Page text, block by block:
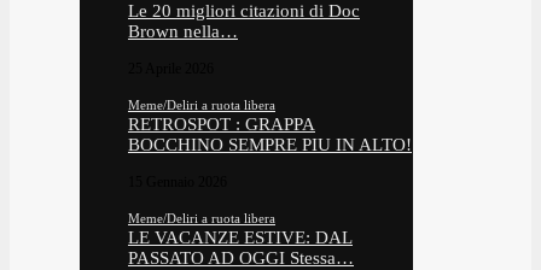
Le 20 migliori citazioni di Doc
Brown nella…
Meme/Deliri a ruota libera
RETROSPOT : GRAPPA
BOCCHINO SEMPRE PIU IN ALTO!
Meme/Deliri a ruota libera
LE VACANZE ESTIVE: DAL
PASSATO AD OGGI Stessa…